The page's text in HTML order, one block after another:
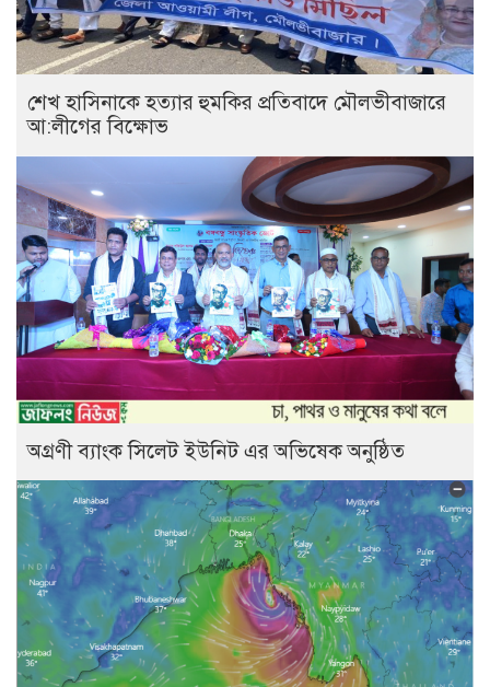
শেখ হাসিনাকে হত্যার হুমকির প্রতিবাদে মৌলভীবাজারে
আ:লীগের বিক্ষোভ
অগ্রণী ব্যাংক সিলেট ইউনিট এর অভিষেক অনুষ্ঠিত